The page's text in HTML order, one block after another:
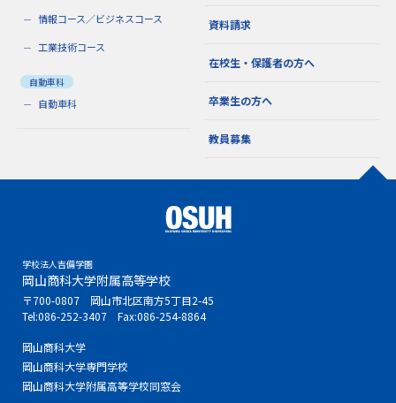
情報コース／ビジネスコース
工業技術コース
自動車科
自動車科
資料請求
在校生・保護者の方へ
卒業生の方へ
教員募集
学校法人吉備学園
岡山商科大学附属高等学校
〒700-0807 岡山市北区南方5丁目2-45
Tel:086-252-3407 Fax:086-254-8864
岡山商科大学
岡山商科大学専門学校
岡山商科大学附属高等学校同窓会